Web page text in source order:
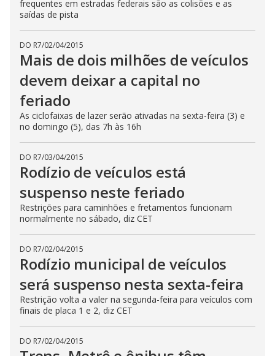
frequentes em estradas federais são as colisões e as
saídas de pista
DO R7/02/04/2015
Mais de dois milhões de veículos
devem deixar a capital no
feriado
As ciclofaixas de lazer serão ativadas na sexta-feira (3) e
no domingo (5), das 7h às 16h
DO R7/03/04/2015
Rodízio de veículos está
suspenso neste feriado
Restrições para caminhões e fretamentos funcionam
normalmente no sábado, diz CET
DO R7/02/04/2015
Rodízio municipal de veículos
será suspenso nesta sexta-feira
Restrição volta a valer na segunda-feira para veículos com
finais de placa 1 e 2, diz CET
DO R7/02/04/2015